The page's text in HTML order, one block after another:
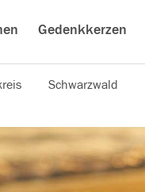
Gedenkkerzen
Schwarzwald